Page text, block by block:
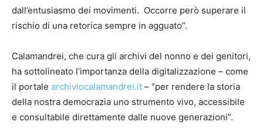
dall’entusiasmo dei movimenti. Occorre però superare il
rischio di una retorica sempre in agguato”.
Calamandrei, che cura gli archivi del nonno e dei genitori,
ha sottolineato l’importanza della digitalizzazione – come
il portale archiviocalamandrei.it – “per rendere la storia
della nostra democrazia uno strumento vivo, accessibile
e consultabile direttamente dalle nuove generazioni”.